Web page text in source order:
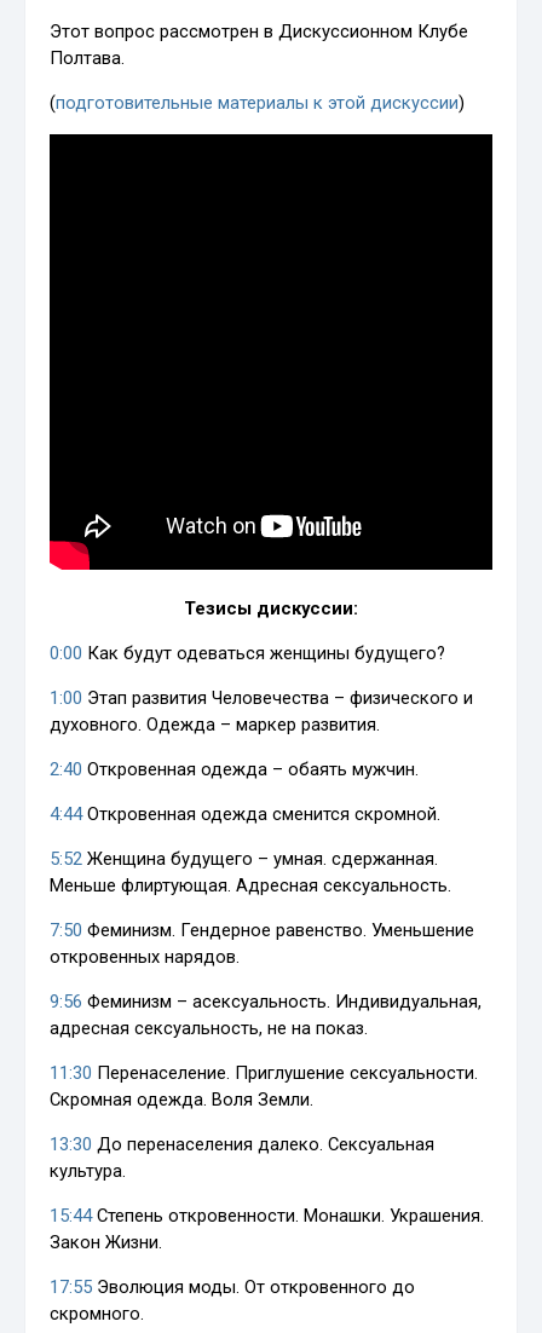
Этот вопрос рассмотрен в Дискуссионном Клубе
Полтава.
(подготовительные материалы к этой дискуссии)
Тезисы дискуссии:
0:00 Как будут одеваться женщины будущего?
1:00 Этап развития Человечества – физического и
духовного. Одежда – маркер развития.
2:40 Откровенная одежда – обаять мужчин.
4:44Откровенная одежда сменится скромной.
5:52 Женщина будущего – умная. сдержанная.
Меньше флиртующая. Адресная сексуальность.
7:50 Феминизм. Гендерное равенство. Уменьшение
откровенных нарядов.
9:56 Феминизм – асексуальность. Индивидуальная,
адресная сексуальность, не на показ.
11:30 Перенаселение. Приглушение сексуальности.
Скромная одежда. Воля Земли.
13:30 До перенаселения далеко. Сексуальная
культура.
15:44Степень откровенности. Монашки. Украшения.
Закон Жизни.
17:55 Эволюция моды. От откровенного до
скромного.